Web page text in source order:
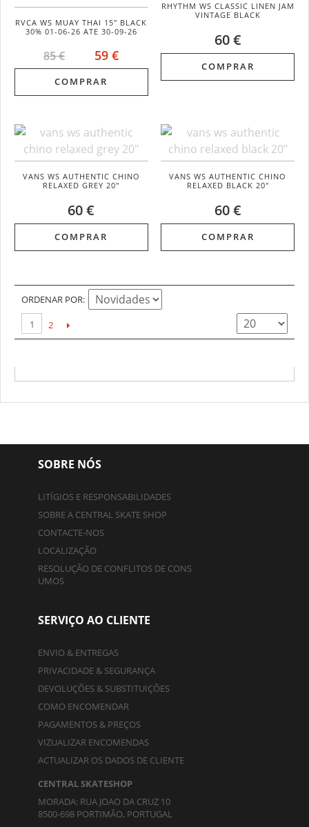
RVCA WS MUAY THAI 15" BLACK
30% 01-06-26 ATE 30-09-26
85 € 59 €
COMPRAR
RHYTHM WS CLASSIC LINEN JAM
VINTAGE BLACK
60 €
COMPRAR
VANS WS AUTHENTIC CHINO
RELAXED GREY 20"
60 €
COMPRAR
VANS WS AUTHENTIC CHINO
RELAXED BLACK 20"
60 €
COMPRAR
ORDENAR POR
1
2
SOBRE NÓS
LITÍGIOS E RESPONSABILIDADES
SOBRE A CENTRAL SKATE SHOP
CONTACTE-NOS
LOCALIZAÇÃO
RESOLUÇÃO DE CONFLITOS DE CONS
UMOS
SERVIÇO AO CLIENTE
ENVIO & ENTREGAS
PRIVACIDADE & SEGURANÇA
DEVOLUÇÕES & SUBSTITUIÇÕES
COMO ENCOMENDAR
PAGAMENTOS & PREÇOS
VIZUALIZAR ENCOMENDAS
ACTUALIZAR OS DADOS DE CLIENTE
CENTRAL SKATESHOP
MORADA: RUA JOAO DA CRUZ 10
8500-698 PORTIMÃO, PORTUGAL